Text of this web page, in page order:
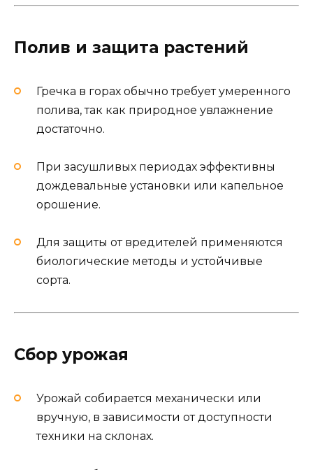
Полив и защита растений
Гречка в горах обычно требует умеренного
полива, так как природное увлажнение
достаточно.
При засушливых периодах эффективны
дождевальные установки или капельное
орошение.
Для защиты от вредителей применяются
биологические методы и устойчивые
сорта.
Сбор урожая
Урожай собирается механически или
вручную, в зависимости от доступности
техники на склонах.